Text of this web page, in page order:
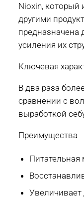
Nioxin, который
другими
предназначена
усиления их
Ключевая
В два раза
сравнении с
выработкой
Преимущества
Питательная
Увеличивает